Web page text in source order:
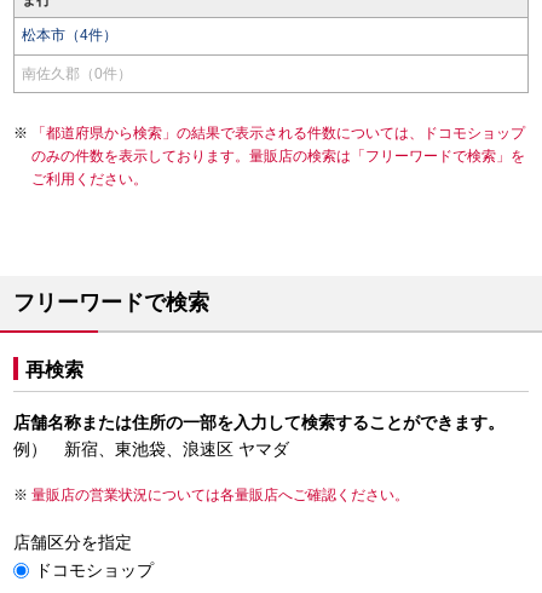
松本市（4件）
南佐久郡（0件）
「都道府県から検索」の結果で表示される件数については、ドコモショップ
のみの件数を表示しております。量販店の検索は「フリーワードで検索」を
ご利用ください。
フリーワードで検索
再検索
店舗名称または住所の一部を入力して検索することができます。
例） 新宿、東池袋、浪速区 ヤマダ
量販店の営業状況については各量販店へご確認ください。
店舗区分を指定
ドコモショップ